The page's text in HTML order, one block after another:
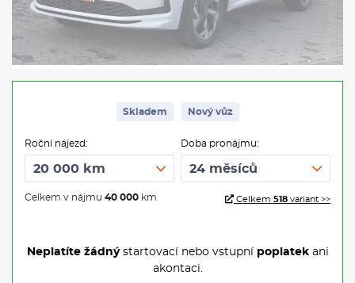
Skladem Nový vůz
Roční nájezd:
Celkem v nájmu 40 000 km
Doba pronájmu:
Celkem 518 variant >>
Neplatíte žádnýstartovací nebo vstupní poplatekani
akontaci.